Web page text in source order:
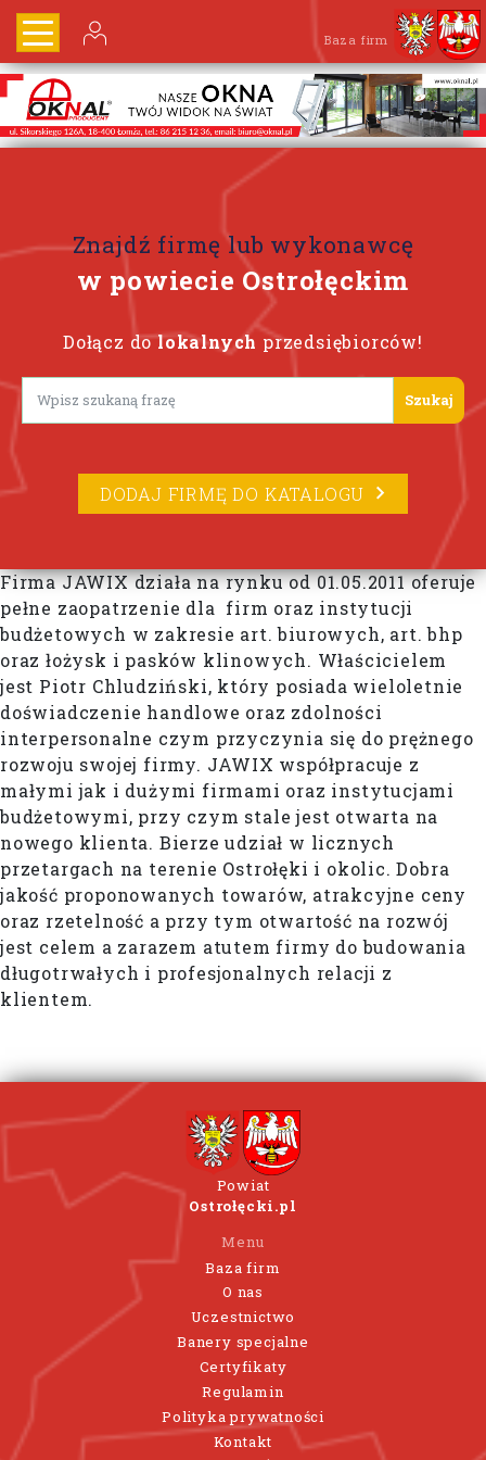
Baza firm
Znajdź firmę lub wykonawcę
w powiecie Ostrołęckim
Dołącz dolokalnych przedsiębiorców!
Lorem ipsum
DODAJ FIRMĘ DO KATALOGU
Firma JAWIX działa na rynku od 01.05.2011 oferuje
pełne zaopatrzenie dla firm oraz instytucji
budżetowych w zakresie art. biurowych, art. bhp
oraz łożysk i pasków klinowych. Właścicielem
jest Piotr Chludziński, który posiada wieloletnie
doświadczenie handlowe oraz zdolności
interpersonalne czym przyczynia się do prężnego
rozwoju swojej firmy. JAWIX współpracuje z
małymi jak i dużymi firmami oraz instytucjami
budżetowymi, przy czym stale jest otwarta na
nowego klienta. Bierze udział w licznych
przetargach na terenie Ostrołęki i okolic. Dobra
jakość proponowanych towarów, atrakcyjne ceny
oraz rzetelność a przy tym otwartość na rozwój
jest celem a zarazem atutem firmy do budowania
długotrwałych i profesjonalnych relacji z
klientem.
Powiat
Ostrołęcki.pl
Menu
Baza firm
O nas
Uczestnictwo
Banery specjalne
Certyfikaty
Regulamin
Polityka prywatności
Kontakt